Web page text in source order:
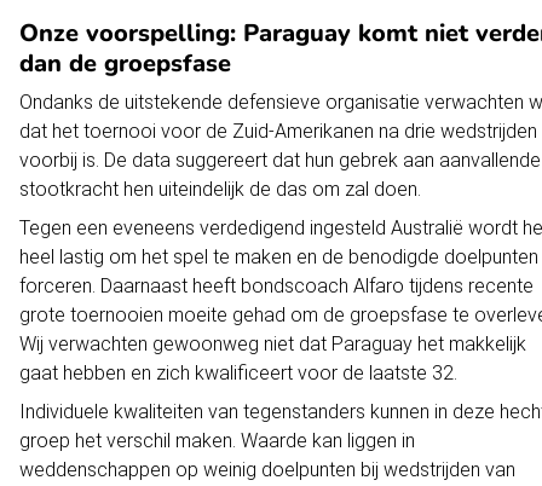
Onze voorspelling: Paraguay komt niet
dan de groepsfase
Ondanks de uitstekende defensieve organisatie verwachten
dat het toernooi voor de Zuid-Amerikanen na drie wedstrijden
voorbij is. De data suggereert dat hun gebrek aan aanvallende
stootkracht hen uiteindelijk de das om zal doen.
Tegen een eveneens verdedigend ingesteld Australië wordt
heel lastig om het spel te maken en de benodigde
forceren. Daarnaast heeft bondscoach Alfaro tijdens recente
grote toernooien moeite gehad om de groepsfase te
Wij verwachten gewoonweg niet dat Paraguay het makkelijk
gaat hebben en zich kwalificeert voor de laatste 32.
Individuele kwaliteiten van tegenstanders kunnen in deze
groep het verschil maken. Waarde kan liggen in
weddenschappen op weinig doelpunten bij wedstrijden van